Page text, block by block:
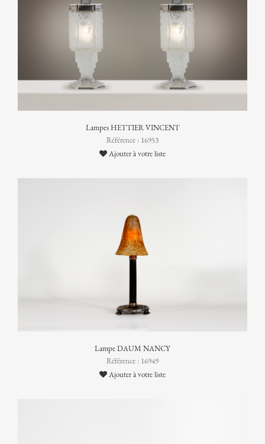
Lampes HETTIER VINCENT
Référence : 16953
Ajouter à votre liste
Lampe DAUM NANCY
Référence : 16949
Ajouter à votre liste